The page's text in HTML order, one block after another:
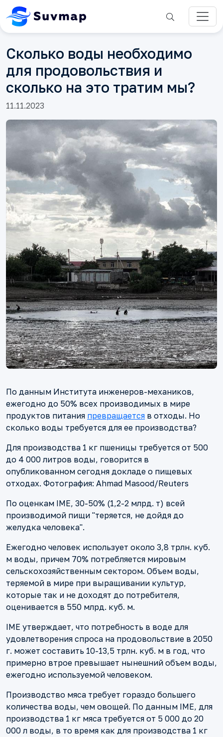
Сколько воды необходимо
для продовольствия и
сколько на это тратим мы?
11.11.2023
По данным Института инженеров-механиков,
ежегодно до 50% всех производимых в мире
продуктов питания превращается в отходы. Но
сколько воды требуется для ее производства?
Для производства 1 кг пшеницы требуется от 500
до 4 000 литров воды, говорится в
опубликованном сегодня докладе о пищевых
отходах. Фотография: Ahmad Masood/Reuters
По оценкам IME, 30-50% (1,2-2 млрд. т) всей
производимой пищи "теряется, не дойдя до
желудка человека".
Ежегодно человек использует около 3,8 трлн. куб.
м воды, причем 70% потребляется мировым
сельскохозяйственным сектором. Объем воды,
теряемой в мире при выращивании культур,
которые так и не доходят до потребителя,
оценивается в 550 млрд. куб. м.
IME утверждает, что потребность в воде для
удовлетворения спроса на продовольствие в 2050
г. может составить 10-13,5 трлн. куб. м в год, что
примерно втрое превышает нынешний объем воды,
ежегодно используемой человеком.
Производство мяса требует гораздо большего
количества воды, чем овощей. По данным IME, для
производства 1 кг мяса требуется от 5 000 до 20
000 л воды, в то время как для производства 1 кг